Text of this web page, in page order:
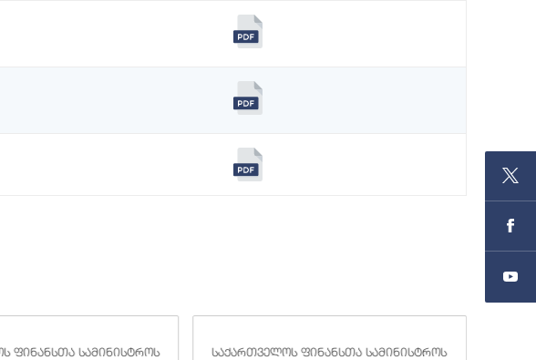
ფინანსთა სამინისტროს
საქართველოს ფინანსთა სამინისტროს